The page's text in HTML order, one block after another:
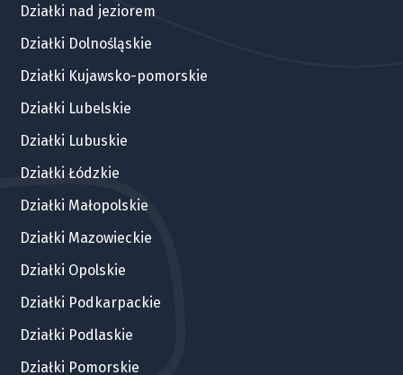
Działki nad jeziorem
Działki Dolnośląskie
Działki Kujawsko-pomorskie
Działki Lubelskie
Działki Lubuskie
Działki Łódzkie
Działki Małopolskie
Działki Mazowieckie
Działki Opolskie
Działki Podkarpackie
Działki Podlaskie
Działki Pomorskie